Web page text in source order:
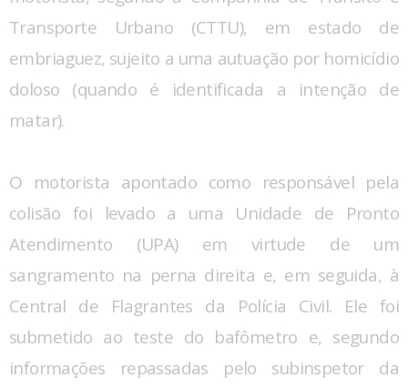
Transporte Urbano (CTTU), em estado de
embriaguez, sujeito a uma autuação por homicídio
doloso (quando é identificada a intenção de
matar).
O motorista apontado como responsável pela
colisão foi levado a uma Unidade de Pronto
Atendimento (UPA) em virtude de um
sangramento na perna direita e, em seguida, à
Central de Flagrantes da Polícia Civil. Ele foi
submetido ao teste do bafômetro e, segundo
informações repassadas pelo subinspetor da